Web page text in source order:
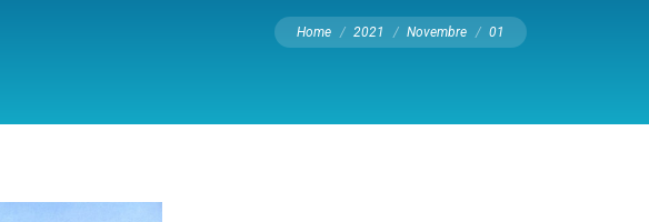
Tu sei qui:
Home 2021 Novembre 01